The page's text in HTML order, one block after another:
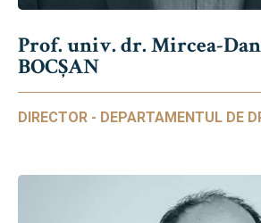
Prof. univ. dr. Mircea-Dan
BOCȘAN
DIRECTOR - DEPARTAMENTUL DE